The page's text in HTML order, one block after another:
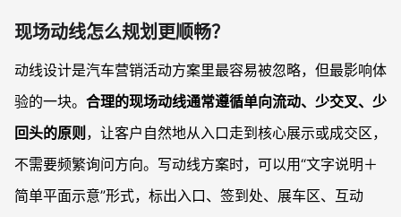
现场动线怎么规划更顺畅？
动线设计是汽车营销活动方案里最容易被忽略，但最影响体
验的一块。 合理的现场动线通常遵循单向流动、少交叉、少
回头的原则 ，让客户自然地从入口走到核心展示或成交区，
不需要频繁询问方向。写动线方案时，可以用“文字说明＋
简单平面示意”形式，标出入口、签到处、展车区、互动